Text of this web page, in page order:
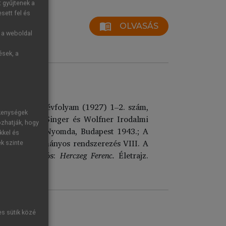
menu_book OLVASÁS
. 16. évfolyam (1927) 1–2. szám,
I–II. Singer és Wolfner Irodalmi
Hungária Nyomda, Budapest 1943.; A
Tudományos rendszerezés VIII. A
Miklós: Herczeg Ferenc. Életrajz.
a
fel és
weboldal
a
hogy
és
szinte
sütik közé